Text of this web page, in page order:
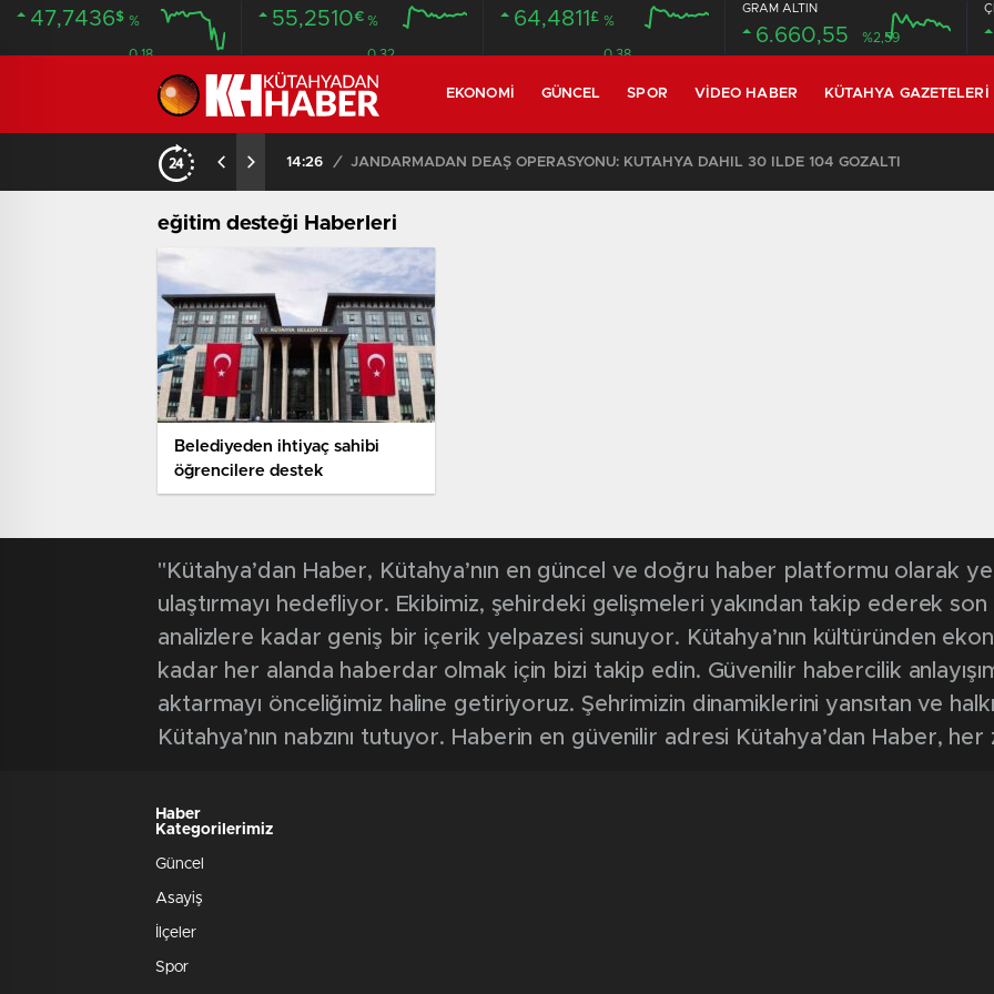
47,7436$ %
0.18
55,2510€ %
0.32
64,4811 £ %
0.38
GRAM ALTIN
6.660,55 %2,59
EKONOMI GÜNCEL SPOR VIDEO HABER KÜTAHYA GAZETELERI
14:26 / JANDARMADAN DEAŞ OPERASYONU: KÜTAHYA DAHİL 30 İLDE 104 GÖZALTI
eğitim desteği Haberleri
Belediyeden ihtiyaç sahibi
öğrencilere destek
"Kütahya’dan Haber, Kütahya’nın en güncel ve doğru haber platformu olarak
ulaştırmayı hedefliyor. Ekibimiz, şehirdeki gelişmeleri yakından takip ederek
analizlere kadar geniş bir içerik yelpazesi sunuyor. Kütahya’nın kültüründen
kadar her alanda haberdar olmak için bizi takip edin. Güvenilir habercilik
aktarmayı önceliğimiz haline getiriyoruz. Şehrimizin dinamiklerini yansıtan ve
Kütahya’nın nabzını tutuyor. Haberin en güvenilir adresi Kütahya’dan Haber, her
Haber
Kategorilerimiz
Güncel
Asayiş
İlçeler
Spor